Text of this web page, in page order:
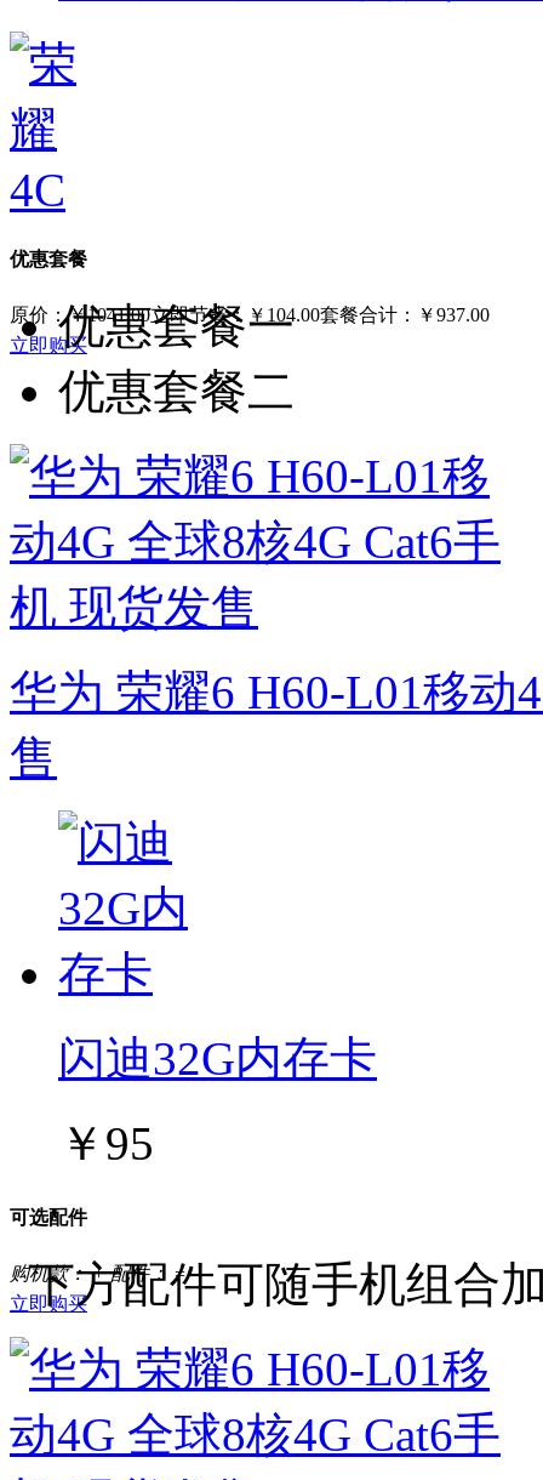
优惠套餐
原价：￥1041.00立即节省： ￥104.00套餐合计：
￥937.00
立即购买优惠套餐一
优惠套餐二
华为 荣耀6 H60-L01移动
售
闪迪32G内存卡
￥95
可选配件
购机款：+ 配件： =
立即购买
下方配件可随手机组合